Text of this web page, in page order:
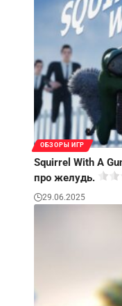
ОБЗОРЫ ИГР
Squirrel With A
про желудь.
29.06.2025